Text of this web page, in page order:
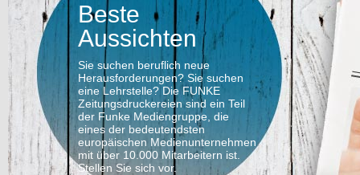
Beste
Aussichten
Sie suchen beruflich neue
Herausforderungen? Sie suchen
eine Lehrstelle? Die FUNKE
Zeitungsdruckereien sind ein Teil
der Funke Mediengruppe, die
eines der bedeutendsten
europäischen Medienunternehmen
mit über 10.000 Mitarbeitern ist.
Stellen Sie sich vor.